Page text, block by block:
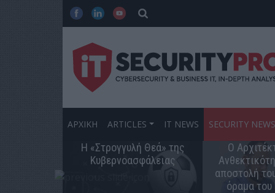
ΑΡΧΙΚΗ ARTICLES IT NEWS SECURITY NEWS
Η «Στρογγυλή Θεά» της
Κυβερνοασφάλειας
Ο
αποστολή
όραμα του